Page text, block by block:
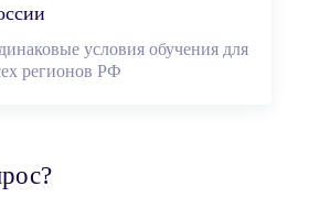
условия обучения для
регионов РФ